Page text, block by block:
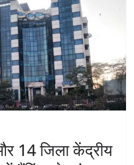
14 जिला केंद्रीय